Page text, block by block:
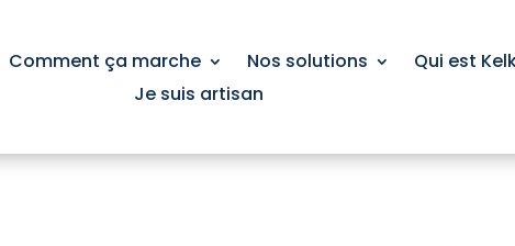
Comment ça marche Nos solutions
Qui est
Je suis artisan